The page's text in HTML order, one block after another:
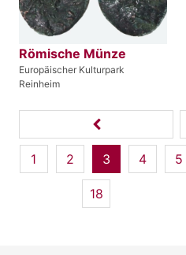
Römische Münze
Europäischer Kulturpark
Reinheim
1 2 3 4 5
18